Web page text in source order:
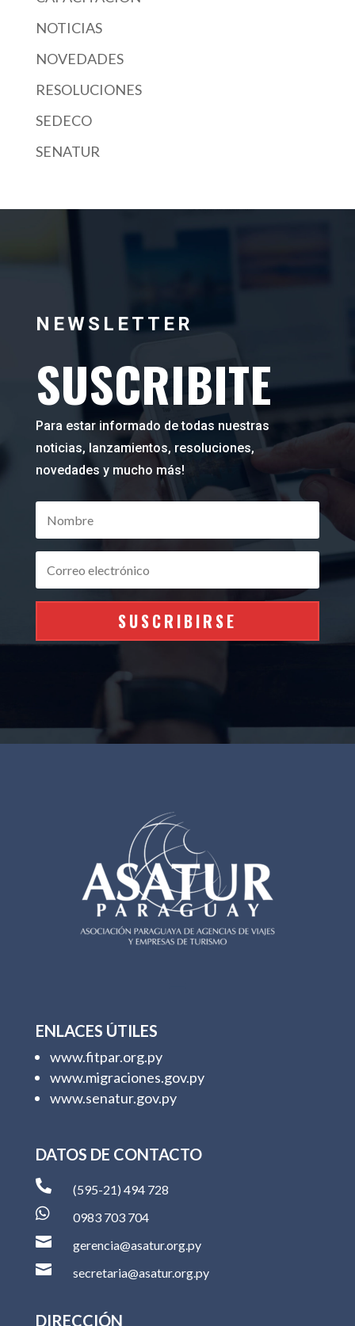
NOTICIAS
NOVEDADES
RESOLUCIONES
SEDECO
SENATUR
NEWSLETTER
SUSCRIBITE
Para estar informado de todas nuestras
noticias, lanzamientos, resoluciones,
novedades y mucho más!
SUSCRIBIRSE
ENLACES ÚTILES
www.fitpar.org.py
www.migraciones.gov.py
www.senatur.gov.py
DATOS DE CONTACTO
 (595-21) 494 728
 0983 703 704
 gerencia@asatur.org.py
 secretaria@asatur.org.py
DIRECCIÓN